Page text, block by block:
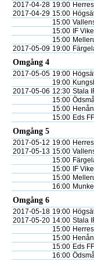
2017-04-28 19:00
2017-04-29 15:00
15:00
15:00
IF
15:00
2017-05-09 19:00
Omgång 4
2017-05-05 19:00
19:00
2017-05-06 12:30 Stala
15:00
15:00
15:00 Eds
Omgång 5
2017-05-12 19:00
2017-05-13 15:00
15:00
15:00
IF
15:00
16:00
Omgång 6
2017-05-18 19:00
2017-05-20 14:00 Stala
15:00
15:00
15:00 Eds
16:00